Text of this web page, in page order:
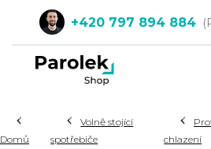
obsah
+420 797 894 884
Domů
Volně stojící
spotřebiče
chlazení